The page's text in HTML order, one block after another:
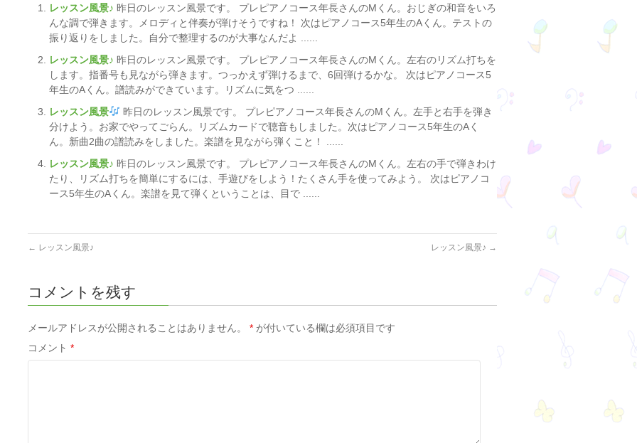
レッスン風景♪ 昨日のレッスン風景です。 プレピアノコース年長さんのMくん。おじぎの和音をいろ
んな調で弾きます。メロディと伴奏が弾けそうですね！ 次はピアノコース5年生のAくん。テストの
振り返りをしました。自分で整理するのが大事なんだよ ......
レッスン風景♪ 昨日のレッスン風景です。 プレピアノコース年長さんのMくん。左右のリズム打ちを
します。指番号も見ながら弾きます。つっかえず弾けるまで、6回弾けるかな。 次はピアノコース5
年生のAくん。譜読みができています。リズムに気をつ ......
レッスン風景
昨日のレッスン風景です。 プレピアノコース年長さんのMくん。左手と右手を弾き
分けよう。お家でやってごらん。リズムカードで聴音もしました。次はピアノコース5年生のAく
ん。新曲2曲の譜読みをしました。楽譜を見ながら弾くこと！ ......
レッスン風景♪ 昨日のレッスン風景です。 プレピアノコース年長さんのMくん。左右の手で弾きわけ
たり、リズム打ちを簡単にするには、手遊びをしよう！たくさん手を使ってみよう。 次はピアノコ
ース5年生のAくん。楽譜を見て弾くということは、目で ......
← レッスン風景♪ レッスン風景♪ →
コメントを残す
メールアドレスが公開されることはありません。 * が付いている欄は必須項目です
コメント *